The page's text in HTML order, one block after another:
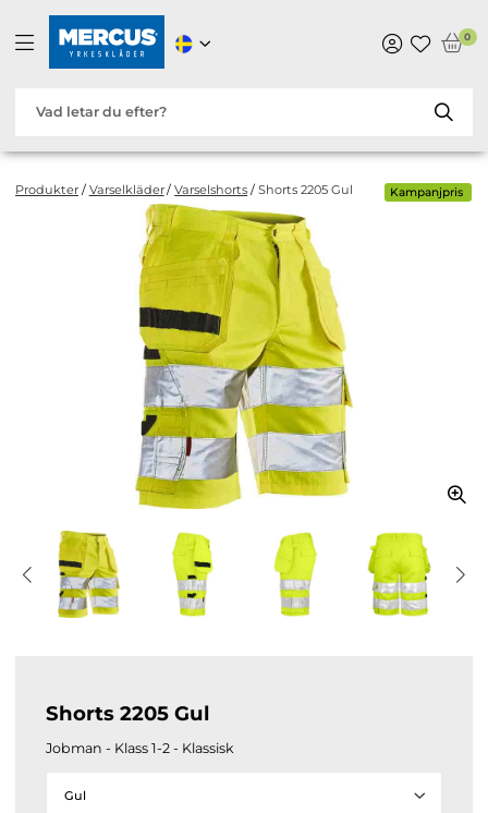
0
Produkter / Varselkläder/ Varselshorts / Shorts 2205 Gul Kampanjpris
Shorts 2205 Gul
Jobman - Klass 1-2 - Klassisk
Gul